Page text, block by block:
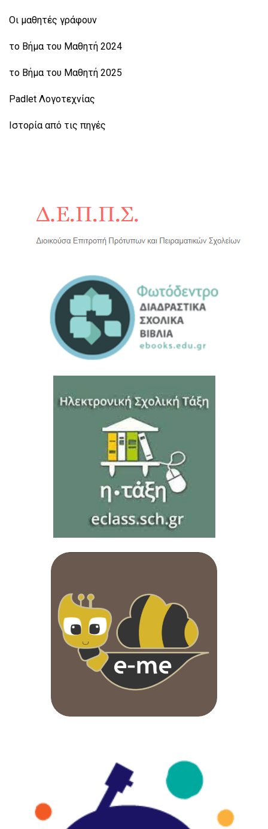
Οι μαθητές γράφουν
το Βήμα του Μαθητή 2024
το Βήμα του Μαθητή 2025
Padlet Λογοτεχνίας
Ιστορία από τις πηγές